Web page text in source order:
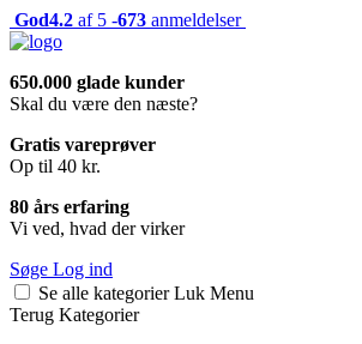
God4.2 af 5 -673 anmeldelser
650.000 glade kunder
Skal du være den næste?
Gratis vareprøver
Op til 40 kr.
80 års erfaring
Vi ved, hvad der virker
Søge Log ind
Se alle kategorier Luk Menu
Terug Kategorier